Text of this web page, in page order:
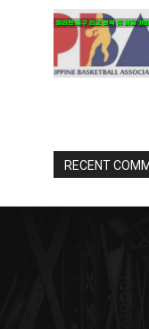
RECENT